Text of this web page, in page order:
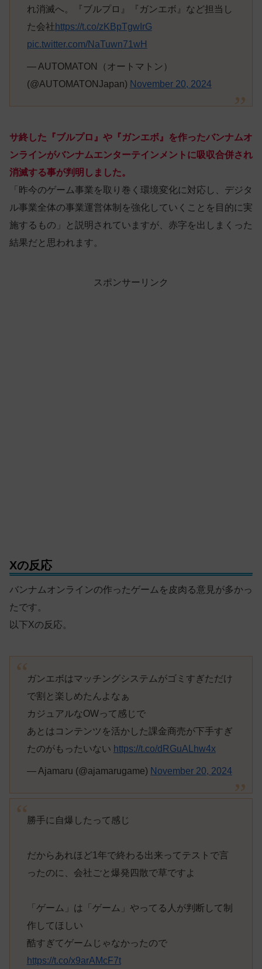
れ消滅へ。『ブルプロ』『ガンエボ』など担当し
た会社 https://t.co/zKBpTgwIrG
pic.twitter.com/NaTuwn71wH
— AUTOMATON（オートマトン）
(@AUTOMATONJapan) November 20, 2024
サ終した『ブルプロ』や『ガンエボ』を作ったバンナムオ
ンラインがバンナムエンターテインメントに吸収合併され
消滅する事が判明しました。
「昨今のゲーム事業を取り巻く環境変化に対応し、デジタ
ル事業全体の事業運営体制を強化していくことを目的に実
施するもの」と説明されていますが、赤字を出しまくった
結果だと思われます。
スポンサーリンク
Xの反応
バンナムオンラインの作ったゲームを皮肉る意見が多かっ
たです。
以下Xの反応。
ガンエボはマッチングシステムがゴミすぎただけ
で割と楽しめたんよなぁ
カジュアルなOWって感じで
あとはコンテンツを活かした課金商売が下手すぎ
たのがもったいない https://t.co/dRGuALhw4x
— Ajamaru (@ajamarugame) November 20, 2024
勝手に自爆したって感じ
だからあれほど1年で終わる出来ってテストで言
ったのに、会社ごと爆発四散で草ですよ
「ゲーム」は「ゲーム」やってる人が判断して制
作してほしい
酷すぎてゲームじゃなかったので
https://t.co/x9arAMcF7t